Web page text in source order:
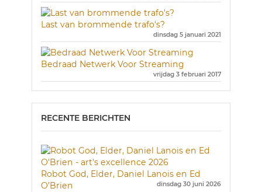
Last van brommende trafo's?
dinsdag 5 januari 2021
Bedraad Netwerk Voor Streaming
vrijdag 3 februari 2017
RECENTE BERICHTEN
Robot God, Elder, Daniel Lanois en Ed
O’Brien
dinsdag 30 juni 2026